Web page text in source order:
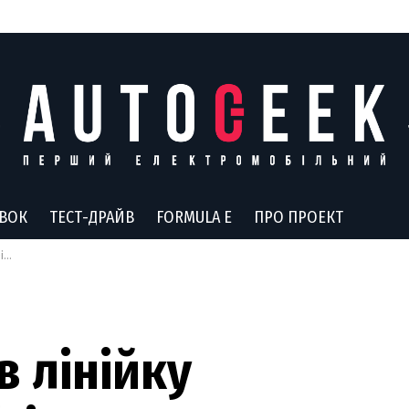
ТЕСТ-ДРАЙВ FORMULA E ПРО ПРОЕКТ
лінійку